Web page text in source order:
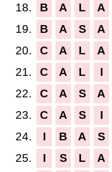
18.
B A L
A
19.
B A S
A
20.
C A L
A
21.
C A L
I
22.
C A S
A
23.
C A S
I
24.
I B A
S
25.
I S L
A